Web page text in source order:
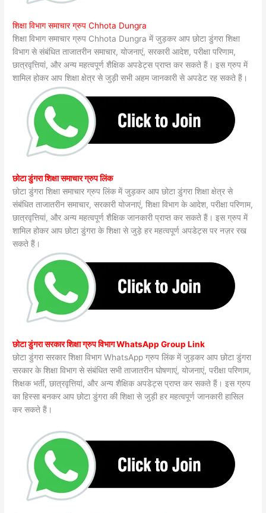
शिक्षा विभाग समाचार ग्रुप Chhota Dungra
शिक्षा विभाग समाचार ग्रुप Chhota Dungra में जुड़कर आप छोटा डुंगरा शिक्षा
विभाग से संबंधित ताजातरीन समाचार, योजनाएं, सरकारी आदेश, परीक्षा परिणाम,
छात्रवृत्तियां, और अन्य महत्वपूर्ण शैक्षिक अपडेट्स प्राप्त कर सकते हैं। इस ग्रुप में
शामिल होकर आप शिक्षा क्षेत्र से जुड़ी सभी अहम जानकारी से अपडेट रह सकते हैं।
छोटा डुंगरा शिक्षा समाचार ग्रुप लिंक
छोटा डुंगरा शिक्षा समाचार ग्रुप लिंक में जुड़कर आप छोटा डुंगरा शिक्षा क्षेत्र से
संबंधित ताजातरीन समाचार, सरकारी योजनाएं, शिक्षा विभाग के आदेश, परीक्षा परिणाम,
छात्रवृत्तियां, और अन्य महत्वपूर्ण शैक्षिक जानकारी प्राप्त कर सकते हैं। इस ग्रुप में
शामिल होकर आप छोटा डुंगरा के शिक्षा से जुड़े हर महत्वपूर्ण अपडेट्स पर नज़र रख
सकते हैं।
छोटा डुंगरा सरकार शिक्षा ग्रुप विभाग WhatsApp Group Link
छोटा डुंगरा सरकार शिक्षा विभाग WhatsApp ग्रुप लिंक में जुड़कर आप छोटा डुंगरा
सरकार के शिक्षा विभाग से संबंधित सभी ताजातरीन घोषणाएं, योजनाएं, परीक्षा परिणाम,
शिक्षक भर्ती, छात्रवृत्तियां, और अन्य शैक्षिक अपडेट्स प्राप्त कर सकते हैं। इस ग्रुप
का हिस्सा बनकर आप छोटा डुंगरा की शिक्षा से जुड़ी हर महत्वपूर्ण जानकारी हासिल
कर सकते हैं।